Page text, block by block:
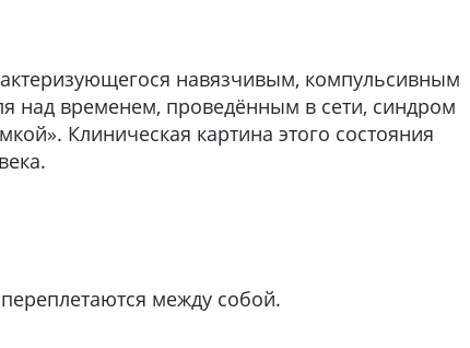
навязчивым, компульсивным
над временем, проведённым в сети, синдром
Клиническая картина этого состояния
между собой.